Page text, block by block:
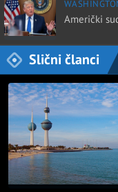
Američki
Slični članci